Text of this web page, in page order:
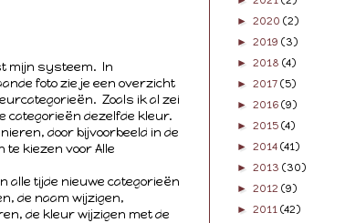
mijn systeem. In
foto zie je een overzicht
Zoals ik al zei
categorieën dezelfde kleur.
door bijvoorbeeld in de
te kiezen voor Alle
alle tijde nieuwe categorieën
de naam wijzigen,
de kleur wijzigen met de
► 2020 (2)
► 2019 (3)
► 2018 (4)
► 2017 (5)
► 2016 (9)
► 2015 (4)
► 2014 (41)
► 2013 (30)
► 2012 (9)
► 2011 (42)